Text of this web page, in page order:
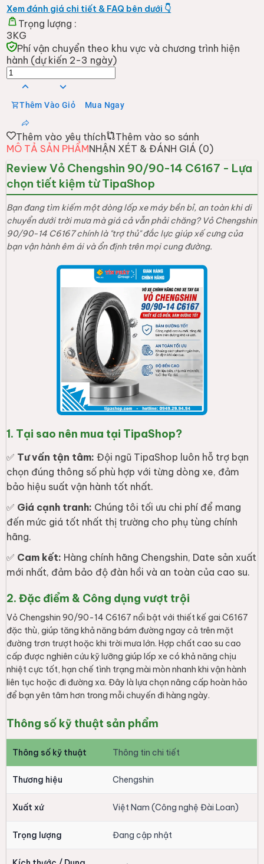
Xem đánh giá chi tiết & FAQ bên dưới 👇
Trọng lượng :
3KG
Phí vận chuyển theo khu vực và chương trình hiện
hành (dự kiến 2-3 ngày)
Thêm Vào Giỏ Mua Ngay
Thêm vào yêu thích
Thêm vào so sánh
MÔ TẢ SẢN PHẨMNHẬN XÉT & ĐÁNH GIÁ (0)
Review Vỏ Chengshin 90/90-14 C6167 - Lựa
chọn tiết kiệm từ TipaShop
Bạn đang tìm kiếm một dòng lốp xe máy bền bỉ, an toàn khi di
chuyển dưới trời mưa mà giá cả vẫn phải chăng? Vỏ Chengshin
90/90-14 C6167 chính là "trợ thủ" đắc lực giúp xế cưng của
bạn vận hành êm ái và ổn định trên mọi cung đường.
1. Tại sao nên mua tại TipaShop?
✅ Tư vấn tận tâm: Đội ngũ TipaShop luôn hỗ trợ bạn
chọn đúng thông số phù hợp với từng dòng xe, đảm
bảo hiệu suất vận hành tốt nhất.
✅ Giá cạnh tranh: Chúng tôi tối ưu chi phí để mang
đến mức giá tốt nhất thị trường cho phụ tùng chính
hãng.
✅ Cam kết: Hàng chính hãng Chengshin, Date sản xuất
mới nhất, đảm bảo độ đàn hồi và an toàn của cao su.
2. Đặc điểm & Công dụng vượt trội
Vỏ Chengshin 90/90-14 C6167 nổi bật với thiết kế gai C6167
đặc thù, giúp tăng khả năng bám đường ngay cả trên mặt
đường trơn trượt hoặc khi trời mưa lớn. Hợp chất cao su cao
cấp được nghiên cứu kỹ lưỡng giúp lốp xe có khả năng chịu
nhiệt cực tốt, hạn chế tình trạng mài mòn nhanh khi vận hành
liên tục hoặc đi đường xa. Đây là lựa chọn nâng cấp hoàn hảo
để bạn yên tâm hơn trong mỗi chuyến đi hàng ngày.
Thông số kỹ thuật sản phẩm
Thông số kỹ thuật Thông tin chi tiết
Thương hiệu Chengshin
Xuất xứ Việt Nam (Công nghệ Đài Loan)
Trọng lượng Đang cập nhật